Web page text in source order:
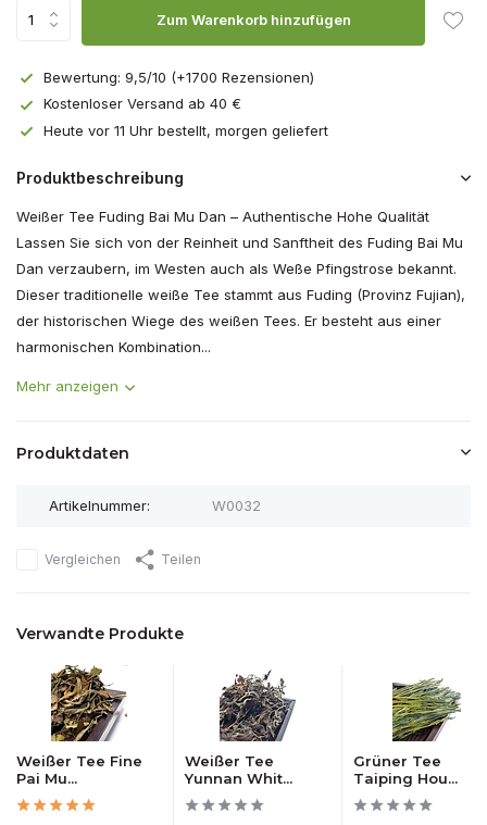
Zum Warenkorb hinzufügen
Bewertung: 9,5/10 (+1700 Rezensionen)
Kostenloser Versand ab 40 €
Heute vor 11 Uhr bestellt, morgen geliefert
Produktbeschreibung
Weißer Tee Fuding Bai Mu Dan – Authentische Hohe Qualität
Lassen Sie sich von der Reinheit und Sanftheit des Fuding Bai Mu
Dan verzaubern, im Westen auch als Weße Pfingstrose bekannt.
Dieser traditionelle weiße Tee stammt aus Fuding (Provinz Fujian),
der historischen Wiege des weißen Tees. Er besteht aus einer
harmonischen Kombination...
Mehr anzeigen
Produktdaten
Artikelnummer: W0032
Vergleichen Teilen
Verwandte Produkte
Weißer Tee Fine
Pai Mu...
Weißer Tee
Yunnan Whit...
Grüner Tee
Taiping Hou...